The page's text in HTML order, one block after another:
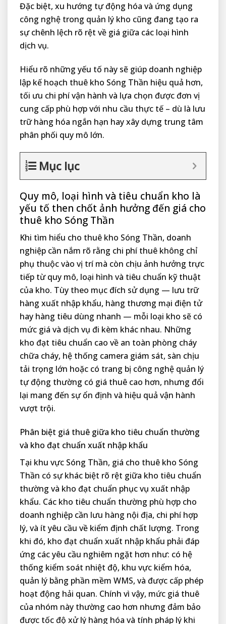
Đặc biệt, xu hướng tự động hóa và ứng dụng
công nghệ trong quản lý kho cũng đang tạo ra
sự chênh lệch rõ rệt về giá giữa các loại hình
dịch vụ.
Hiểu rõ những yếu tố này sẽ giúp doanh nghiệp
lập kế hoạch thuê kho Sóng Thần hiệu quả hơn,
tối ưu chi phí vận hành và lựa chọn được đơn vị
cung cấp phù hợp với nhu cầu thực tế – dù là lưu
trữ hàng hóa ngắn hạn hay xây dựng trung tâm
phân phối quy mô lớn.
Mục lục
Quy mô, loại hình và tiêu chuẩn kho là
yếu tố then chốt ảnh hưởng đến giá cho
thuê kho Sóng Thần
Khi tìm hiểu cho thuê kho Sóng Thần, doanh
nghiệp cần nắm rõ rằng chi phí thuê không chỉ
phụ thuộc vào vị trí mà còn chịu ảnh hưởng trực
tiếp từ quy mô, loại hình và tiêu chuẩn kỹ thuật
của kho. Tùy theo mục đích sử dụng — lưu trữ
hàng xuất nhập khẩu, hàng thương mại điện tử
hay hàng tiêu dùng nhanh — mỗi loại kho sẽ có
mức giá và dịch vụ đi kèm khác nhau. Những
kho đạt tiêu chuẩn cao về an toàn phòng cháy
chữa cháy, hệ thống camera giám sát, sàn chịu
tải trọng lớn hoặc có trang bị công nghệ quản lý
tự động thường có giá thuê cao hơn, nhưng đổi
lại mang đến sự ổn định và hiệu quả vận hành
vượt trội.
Phân biệt giá thuê giữa kho tiêu chuẩn thường
và kho đạt chuẩn xuất nhập khẩu
Tại khu vực Sóng Thần, giá cho thuê kho Sóng
Thần có sự khác biệt rõ rệt giữa kho tiêu chuẩn
thường và kho đạt chuẩn phục vụ xuất nhập
khẩu. Các kho tiêu chuẩn thường phù hợp cho
doanh nghiệp cần lưu hàng nội địa, chi phí hợp
lý, và ít yêu cầu về kiểm định chất lượng. Trong
khi đó, kho đạt chuẩn xuất nhập khẩu phải đáp
ứng các yêu cầu nghiêm ngặt hơn như: có hệ
thống kiểm soát nhiệt độ, khu vực kiểm hóa,
quản lý bằng phần mềm WMS, và được cấp phép
hoạt động hải quan. Chính vì vậy, mức giá thuê
của nhóm này thường cao hơn nhưng đảm bảo
được tốc độ xử lý hàng hóa và tính pháp lý khi